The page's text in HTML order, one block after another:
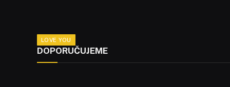
LOVE YOU
DOPORUČUJEME